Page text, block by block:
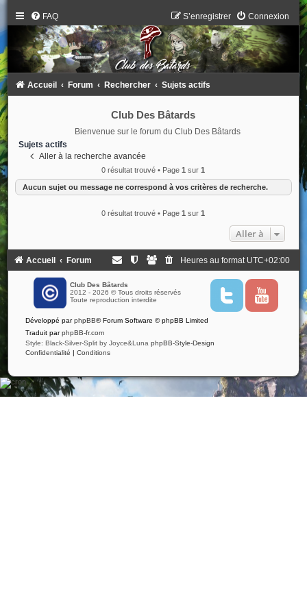
FAQ Connexion
S’enregistrer
Accueil Forum Rechercher Sujets actifs
Club Des Bâtards
Bienvenue sur le forum du Club Des Bâtards
Sujets actifs
Aller à la recherche avancée
0 résultat trouvé • Page1 sur1
Aucun sujet ou message ne correspond à vos critères de recherche.
0 résultat trouvé • Page1 sur1
Aller à
Accueil Forum Heures au format UTC+02:00
Club Des Bâtards
2012 - 2026 © Tous droits réservés
Toute reproduction interdite
T
i
Y
u
Développé parphpBB® Forum Software © phpBB Limited
Traduit parphpBB-fr.com
Style: Black-Silver-Split by Joyce&Luna phpBB-Style-Design
Confidentialité | Conditions